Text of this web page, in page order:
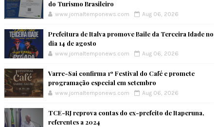
do Turismo Brasileiro
www.jornaltemponews.com Aug 06, 2026
Prefeitura de Italva promove Baile da Terceira Idade no
dia 14 de agosto
www.jornaltemponews.com Aug 06, 2026
Varre-Sai confirma 1º Festival do Café e promete
programação especial em setembro
www.jornaltemponews.com Aug 06, 2026
TCE-RJ reprova contas do ex-prefeito de Itaperuna,
referentes a 2024